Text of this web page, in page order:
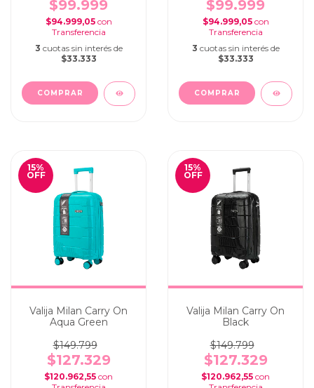
$99.999
$94.999,05 con
3 cuotas sin interés de
$33.333
$99.999
$94.999,05 con
3 cuotas sin interés de
$33.333
15%
OFF
Valija Milan Carry On
Aqua Green
$149.799
$127.329
$120.962,55 con
15%
OFF
Valija Milan Carry On
Black
$149.799
$127.329
$120.962,55 con